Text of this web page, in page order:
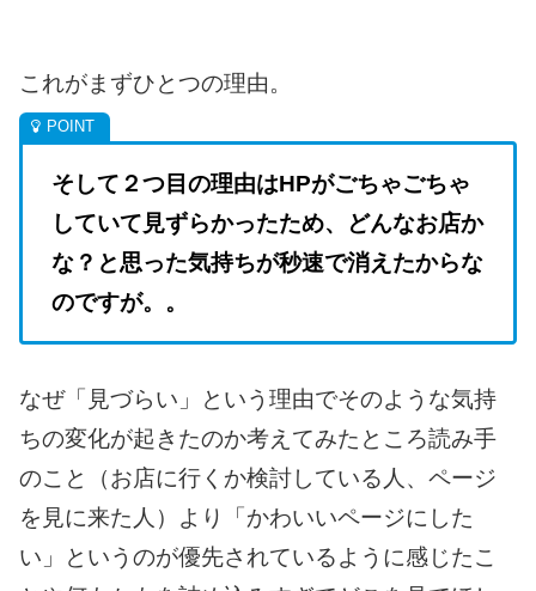
これがまずひとつの理由。
そして２つ目の理由はHPがごちゃごちゃ
していて見ずらかったため、
どんなお店か
な？と思った気持ちが秒速で消えたからな
のですが。。
なぜ「見づらい」という理由でそのような気持
ちの変化が起きたのか考えてみたところ読み手
のこと
（お店に行くか検討している人、 ページ
を見に来た人）より
「かわいいページにした
い」というのが優先されているように感じたこ